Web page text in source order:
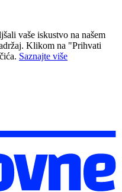
vaše iskustvo na našem
Klikom na "Prihvati
Saznajte više